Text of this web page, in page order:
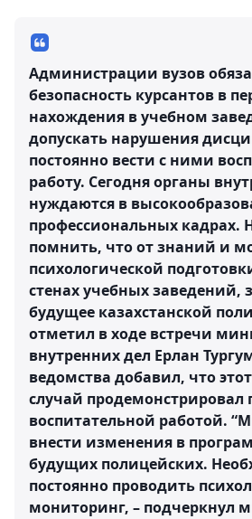
Администрации вузов
безопасность курсантов в
нахождения в учебном
допускать нарушения
постоянно вести с ними
работу. Сегодня органы
нуждаются в
профессиональных кадрах.
помнить, что от знаний и
психологической
стенах учебных заведений,
будущее казахстанской
отметил в ходе встречи
внутренних дел Ерлан
ведомства добавил, что
случай продемонстрировал
воспитательной работой.
внести изменения в
будущих полицейских.
постоянно проводить
мониторинг, – подчеркнул